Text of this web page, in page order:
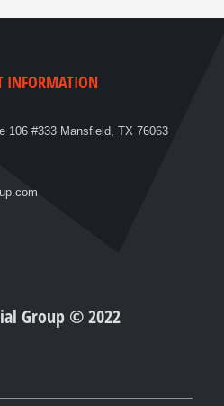
INFORMATION
106 #333 Mansfield, TX 76063
Group © 2022